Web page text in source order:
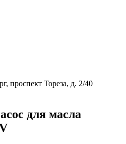
проспект Тореза, д. 2/40
для масла